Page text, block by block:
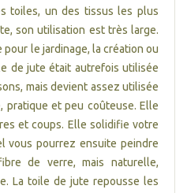
toiles, un des tissus les plus
son utilisation est très large.
le jardinage, la création ou
de jute était autrefois utilisée
mais devient assez utilisée
pratique et peu coûteuse. Elle
et coups. Elle solidifie votre
vous pourrez ensuite peindre
de verre, mais naturelle,
La toile de jute repousse les